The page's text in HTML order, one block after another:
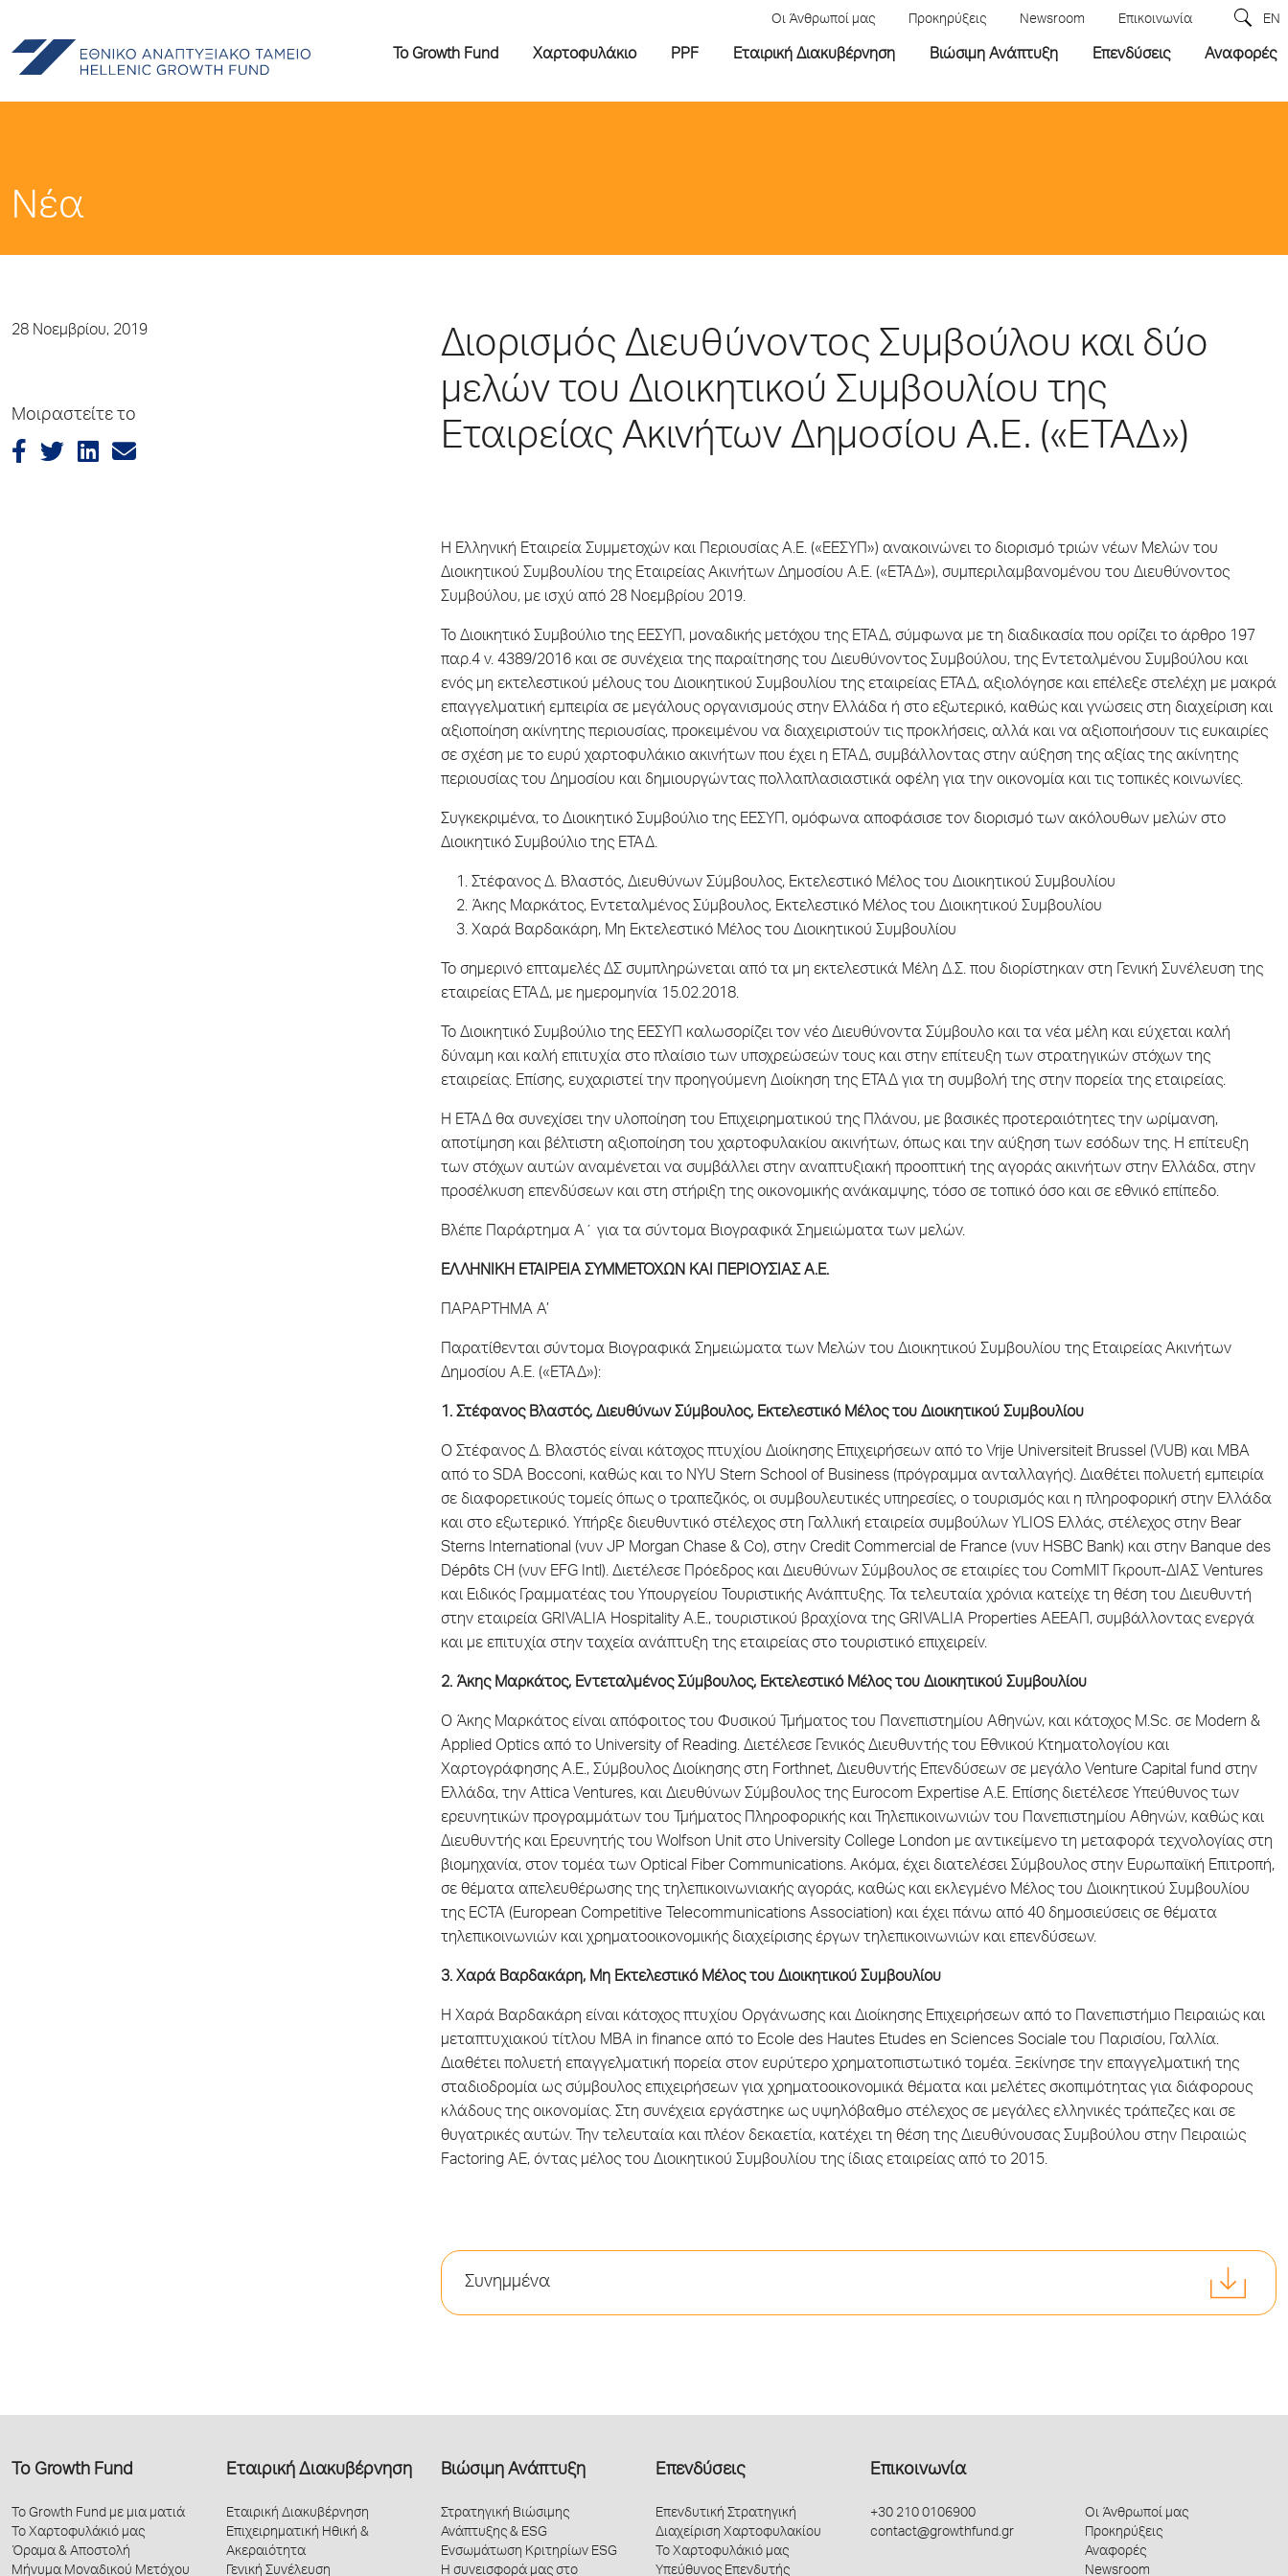
Οι Άνθρωποί μας Προκηρύξεις Newsroom Επικοινωνία EN
Το Growth Fund Χαρτοφυλάκιο PPF Εταιρική Διακυβέρνηση Βιώσιμη Ανάπτυξη Επενδύσεις Αναφορές
Νέα
28 Νοεμβρίου, 2019
Μοιραστείτε το
Διορισμός Διευθύνοντος Συμβούλου και δύο
μελών του Διοικητικού Συμβουλίου της
Εταιρείας Ακινήτων Δημοσίου Α.Ε. («ΕΤΑΔ»)
Η Ελληνική Εταιρεία Συμμετοχών και Περιουσίας Α.Ε. («ΕΕΣΥΠ») ανακοινώνει το διορισμό τριών νέων Μελών του
Διοικητικού Συμβουλίου της Εταιρείας Ακινήτων Δημοσίου Α.Ε. («ΕΤΑΔ»), συμπεριλαμβανομένου του Διευθύνοντος
Συμβούλου, με ισχύ από 28 Νοεμβρίου 2019.
Το Διοικητικό Συμβούλιο της ΕΕΣΥΠ, μοναδικής μετόχου της ΕΤΑΔ, σύμφωνα με τη διαδικασία που ορίζει το άρθρο 197
παρ.4 ν. 4389/2016 και σε συνέχεια της παραίτησης του Διευθύνοντος Συμβούλου, της Εντεταλμένου Συμβούλου και
ενός μη εκτελεστικού μέλους του Διοικητικού Συμβουλίου της εταιρείας ΕΤΑΔ, αξιολόγησε και επέλεξε στελέχη με μακρά
επαγγελματική εμπειρία σε μεγάλους οργανισμούς στην Ελλάδα ή στο εξωτερικό, καθώς και γνώσεις στη διαχείριση και
αξιοποίηση ακίνητης περιουσίας, προκειμένου να διαχειριστούν τις προκλήσεις, αλλά και να αξιοποιήσουν τις ευκαιρίες
σε σχέση με το ευρύ χαρτοφυλάκιο ακινήτων που έχει η ΕΤΑΔ, συμβάλλοντας στην αύξηση της αξίας της ακίνητης
περιουσίας του Δημοσίου και δημιουργώντας πολλαπλασιαστικά οφέλη για την οικονομία και τις τοπικές κοινωνίες.
Συγκεκριμένα, το Διοικητικό Συμβούλιο της ΕΕΣΥΠ, ομόφωνα αποφάσισε τον διορισμό των ακόλουθων μελών στο
Διοικητικό Συμβούλιο της ΕΤΑΔ.
Στέφανος Δ. Βλαστός, Διευθύνων Σύμβουλος, Εκτελεστικό Μέλος του Διοικητικού Συμβουλίου
Άκης Μαρκάτος, Εντεταλμένος Σύμβουλος, Εκτελεστικό Μέλος του Διοικητικού Συμβουλίου
Χαρά Βαρδακάρη, Μη Εκτελεστικό Μέλος του Διοικητικού Συμβουλίου
Το σημερινό επταμελές ΔΣ συμπληρώνεται από τα μη εκτελεστικά Μέλη Δ.Σ. που διορίστηκαν στη Γενική Συνέλευση της
εταιρείας ΕΤΑΔ, με ημερομηνία 15.02.2018.
Το Διοικητικό Συμβούλιο της ΕΕΣΥΠ καλωσορίζει τον νέο Διευθύνοντα Σύμβουλο και τα νέα μέλη και εύχεται καλή
δύναμη και καλή επιτυχία στο πλαίσιο των υποχρεώσεών τους και στην επίτευξη των στρατηγικών στόχων της
εταιρείας. Επίσης, ευχαριστεί την προηγούμενη Διοίκηση της ΕΤΑΔ για τη συμβολή της στην πορεία της εταιρείας.
Η ΕΤΑΔ θα συνεχίσει την υλοποίηση του Επιχειρηματικού της Πλάνου, με βασικές προτεραιότητες την ωρίμανση,
αποτίμηση και βέλτιστη αξιοποίηση του χαρτοφυλακίου ακινήτων, όπως και την αύξηση των εσόδων της. Η επίτευξη
των στόχων αυτών αναμένεται να συμβάλλει στην αναπτυξιακή προοπτική της αγοράς ακινήτων στην Ελλάδα, στην
προσέλκυση επενδύσεων και στη στήριξη της οικονομικής ανάκαμψης, τόσο σε τοπικό όσο και σε εθνικό επίπεδο.
Βλέπε Παράρτημα Α΄ για τα σύντομα Βιογραφικά Σημειώματα των μελών.
ΕΛΛΗΝΙΚΗ ΕΤΑΙΡΕΙΑ ΣΥΜΜΕΤΟΧΩΝ ΚΑΙ ΠΕΡΙΟΥΣΙΑΣ Α.Ε.
ΠΑΡΑΡΤΗΜΑ Α’
Παρατίθενται σύντομα Βιογραφικά Σημειώματα των Μελών του Διοικητικού Συμβουλίου της Εταιρείας Ακινήτων
Δημοσίου Α.Ε. («ΕΤΑΔ»):
1. Στέφανος Βλαστός, Διευθύνων Σύμβουλος, Εκτελεστικό Μέλος του Διοικητικού Συμβουλίου
Ο Στέφανος Δ. Βλαστός είναι κάτοχος πτυχίου Διοίκησης Επιχειρήσεων από το Vrije Universiteit Brussel (VUB) και ΜΒΑ
από το SDA Bocconi, καθώς και το NYU Stern School of Business (πρόγραμμα ανταλλαγής). Διαθέτει πολυετή εμπειρία
σε διαφορετικούς τομείς όπως ο τραπεζικός, οι συμβουλευτικές υπηρεσίες, ο τουρισμός και η πληροφορική στην Ελλάδα
και στο εξωτερικό. Υπήρξε διευθυντικό στέλεχος στη Γαλλική εταιρεία συμβούλων YLIOS Ελλάς, στέλεχος στην Bear
Sterns International (νυν JP Morgan Chase & Co), στην Credit Commercial de France (νυν HSBC Bank) και στην Banque des
Dépȏts CH (νυν EFG Intl). Διετέλεσε Πρόεδρος και Διευθύνων Σύμβουλος σε εταιρίες του ComMIT Γκρουπ-ΔΙΑΣ Ventures
και Ειδικός Γραμματέας του Υπουργείου Τουριστικής Ανάπτυξης. Τα τελευταία χρόνια κατείχε τη θέση του Διευθυντή
στην εταιρεία GRIVALIA Hospitality A.E., τουριστικού βραχίονα της GRIVALIA Properties ΑΕΕΑΠ, συμβάλλοντας ενεργά
και με επιτυχία στην ταχεία ανάπτυξη της εταιρείας στο τουριστικό επιχειρείν.
2. Άκης Μαρκάτος, Εντεταλμένος Σύμβουλος, Εκτελεστικό Μέλος του Διοικητικού Συμβουλίου
Ο Άκης Μαρκάτος είναι απόφοιτος του Φυσικού Τμήματος του Πανεπιστημίου Αθηνών, και κάτοχος M.Sc. σε Modern &
Applied Optics από το University of Reading. Διετέλεσε Γενικός Διευθυντής του Εθνικού Κτηματολογίου και
Χαρτογράφησης Α.Ε., Σύμβουλος Διοίκησης στη Forthnet, Διευθυντής Επενδύσεων σε μεγάλο Venture Capital fund στην
Ελλάδα, την Attica Ventures, και Διευθύνων Σύμβουλος της Eurocom Expertise A.E. Επίσης διετέλεσε Υπεύθυνος των
ερευνητικών προγραμμάτων του Τμήματος Πληροφορικής και Τηλεπικοινωνιών του Πανεπιστημίου Αθηνών, καθώς και
Διευθυντής και Ερευνητής του Wolfson Unit στο University College London με αντικείμενο τη μεταφορά τεχνολογίας στη
βιομηχανία, στον τομέα των Optical Fiber Communications. Ακόμα, έχει διατελέσει Σύμβουλος στην Ευρωπαϊκή Επιτροπή,
σε θέματα απελευθέρωσης της τηλεπικοινωνιακής αγοράς, καθώς και εκλεγμένο Μέλος του Διοικητικού Συμβουλίου
της ECTA (European Competitive Telecommunications Association) και έχει πάνω από 40 δημοσιεύσεις σε θέματα
τηλεπικοινωνιών και χρηματοοικονομικής διαχείρισης έργων τηλεπικοινωνιών και επενδύσεων.
3. Χαρά Βαρδακάρη, Μη Εκτελεστικό Μέλος του Διοικητικού Συμβουλίου
H Χαρά Βαρδακάρη είναι κάτοχος πτυχίου Οργάνωσης και Διοίκησης Επιχειρήσεων από το Πανεπιστήμιο Πειραιώς και
μεταπτυχιακού τίτλου MBA in finance από το Ecole des Hautes Etudes en Sciences Sociale του Παρισίου, Γαλλία.
Διαθέτει πολυετή επαγγελματική πορεία στον ευρύτερο χρηματοπιστωτικό τομέα. Ξεκίνησε την επαγγελματική της
σταδιοδρομία ως σύμβουλος επιχειρήσεων για χρηματοοικονομικά θέματα και μελέτες σκοπιμότητας για διάφορους
κλάδους της οικονομίας. Στη συνέχεια εργάστηκε ως υψηλόβαθμο στέλεχος σε μεγάλες ελληνικές τράπεζες και σε
θυγατρικές αυτών. Την τελευταία και πλέον δεκαετία, κατέχει τη θέση της Διευθύνουσας Συμβούλου στην Πειραιώς
Factoring AE, όντας μέλος του Διοικητικού Συμβουλίου της ίδιας εταιρείας από το 2015.
Συνημμένα
Το Growth Fund
Το Growth Fund με μια ματιά
Το Χαρτοφυλάκιό μας
Όραμα & Αποστολή
Μήνυμα Μοναδικού Μετόχου
Εταιρική Διακυβέρνηση
Εταιρική Διακυβέρνηση
Επιχειρηματική Ηθική &
Ακεραιότητα
Γενική Συνέλευση
Βιώσιμη Ανάπτυξη
Στρατηγική Βιώσιμης
Ανάπτυξης & ESG
Ενσωμάτωση Κριτηρίων ESG
Η συνεισφορά μας στο
Επενδύσεις
Επενδυτική Στρατηγική
Διαχείριση Χαρτοφυλακίου
Το Χαρτοφυλάκιό μας
Υπεύθυνος Επενδυτής
Επικοινωνία
+30 210 0106900
contact@growthfund.gr
Οι Άνθρωποί μας
Προκηρύξεις
Αναφορές
Newsroom